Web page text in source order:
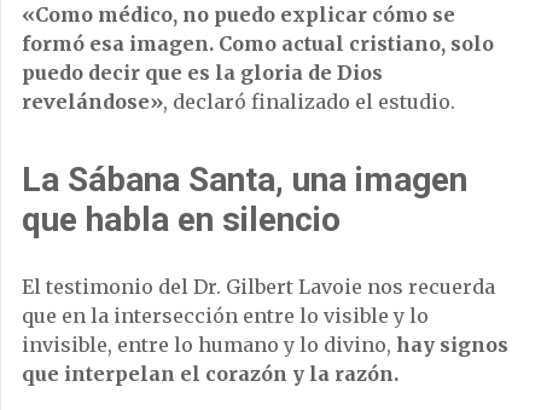
«Como médico, no puedo explicar cómo se
formó esa imagen. Como actual cristiano, solo
puedo decir que es la gloria de Dios
revelándose», declaró finalizado el estudio.
La Sábana Santa, una imagen
que habla en silencio
El testimonio del Dr. Gilbert Lavoie nos recuerda
que en la intersección entre lo visible y lo
invisible, entre lo humano y lo divino, hay signos
que interpelan el corazón y la razón.